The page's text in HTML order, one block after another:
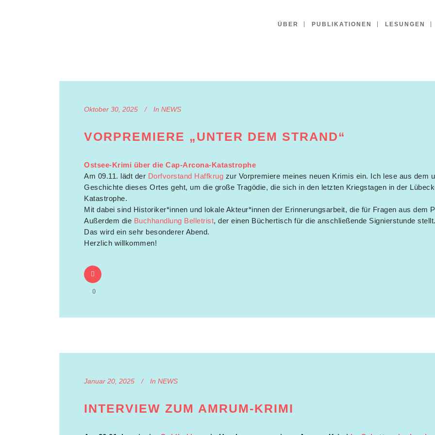
ÜBER PUBLIKATIONEN LESUNGEN
Oktober 30, 2025 In NEWS
VORPREMIERE „UNTER DEM STRAND“
Ostsee-Krimi über die Cap-Arcona-Katastrophe
Am 09.11. lädt der Dorfvorstand Haffkrug zur Vorpremiere meines neuen Krimis ein. Ich lese aus dem
Geschichte dieses Ortes geht, um die große Tragödie, die sich in den letzten Kriegstagen in der
Katastrophe.
Mit dabei sind Historiker*innen und lokale Akteur*innen der Erinnerungsarbeit, die für Fragen aus dem
Außerdem die Buchhandlung Belletrist, der einen Büchertisch für die anschließende Signierstunde
Das wird ein sehr besonderer Abend.
Herzlich willkommen!
0
Januar 20, 2025 In NEWS
INTERVIEW ZUM AMRUM-KRIMI